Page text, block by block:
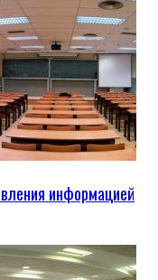
информацией